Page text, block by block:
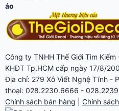
áo
Công ty TNHH Thế Giới Tìm
KHĐT Tp.HCM cấp ngày 17/8/
Địa chỉ: 279 Xô Viết Nghệ Tĩnh -
thoại: 028.2230.6666 -
Chính sách bán hàng
Chính